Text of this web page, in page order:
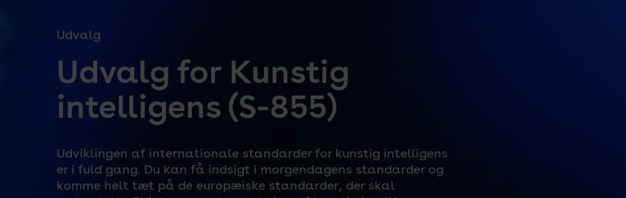
Udvalg
Udvalg for Kunstig
intelligens (S-855)
Udviklingen af internationale standarder for kunstig intelligens
er i fuld gang. Du kan få indsigt i morgendagens standarder og
komme helt tæt på de europæiske standarder, der skal